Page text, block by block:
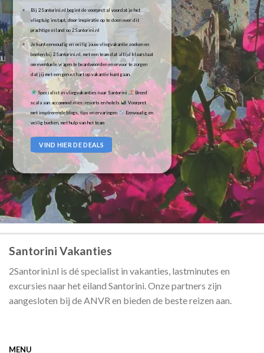
Bij 2Santorini.nl begint de voorpret al voordat je het
vliegtuig instapt, door inspiratie op te doen over dit
prachtige eiland op 2Santorini.nl
Je kunt eenvoudig en veilig jouw vliegvakantie zoeken en
boeken bij 2Santorini.nl, met een team dat altijd klaarstaat
om eventuele vragen te beantwoorden en ervoor te zorgen
dat jij met een gerust hart op vakantie kunt gaan.
Specialist in vliegvakanties naar Santorini
Breed
scala aan accommodaties: resorts en hotels
Voorpret
met inspirerende blogs, tips en ervaringen
Eenvoudig en
veilig boeken, met hulp van het team
VIND HIER DE DEALS
Santorini Vakanties
2Santorini.nl is dé specialist in vakanties, lastminutes en
excursies naar het eiland Santorini. Onze partners zijn
aangesloten bij de ANVR en bieden de beste reizen aan.
MENU